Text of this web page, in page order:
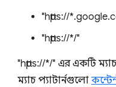
"https://
"https://*/"
"https://*/" এর একটি
ম্যাচ প্যাটার্নগুলো